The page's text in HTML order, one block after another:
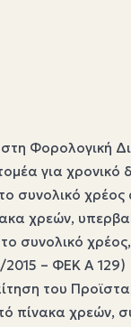
Φορολογική
για
συνολικό
χρεών,
συνολικό
– ΦΕΚ A 129)
του
πίνακα χρεών,